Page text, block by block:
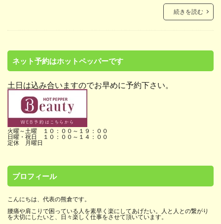
続きを読む
ネット予約はホットペッパーです
土日は込み合いますのでお早めに予約下さい。
火曜～土曜 １０：００～１９：００
日曜・祝日 １０：００～１４：００
定休 月曜日
プロフィール
こんにちは、代表の熊倉です。
腰痛や肩こりで困っている人を素早く楽にしてあげたい。人と人との繋がり
を大切にしたいと、日々楽しく仕事をさせて頂いています。